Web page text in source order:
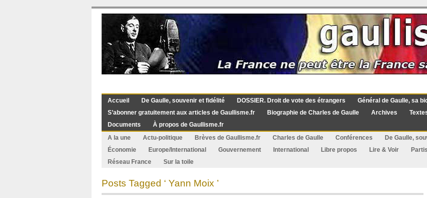
Accueil De Gaulle, souvenir et fidélité DOSSIER. Droit de vote des étrangers Général de Gaulle, sa
S’abonner gratuitement aux articles de Gaullisme.fr
Biographie de Charles de Gaulle Archives
Documents
À propos de Gaullisme.fr
A la une
Actu-politique Brèves de Gaullisme.fr Charles de Gaulle Conférences De Gaulle,
Économie
Europe/International Gouvernement International Libre propos Lire & Voir
Réseau France
Sur la toile
Posts Tagged ‘ Yann Moix ’